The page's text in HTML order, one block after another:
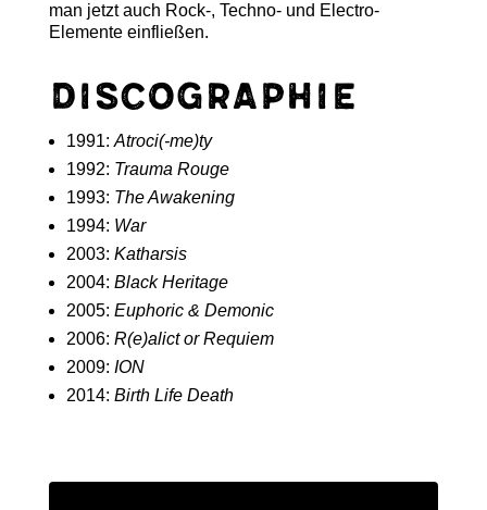
man jetzt auch Rock-, Techno- und Electro-
Elemente einfließen.
Discographie
1991: Atroci(-me)ty
1992: Trauma Rouge
1993: The Awakening
1994: War
2003: Katharsis
2004: Black Heritage
2005: Euphoric & Demonic
2006: R(e)alict or Requiem
2009: ION
2014: Birth Life Death